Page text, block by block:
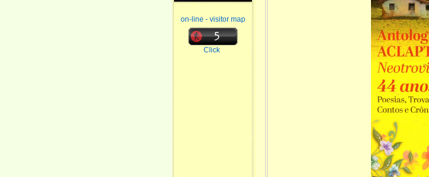
on-line - visitor map
Click